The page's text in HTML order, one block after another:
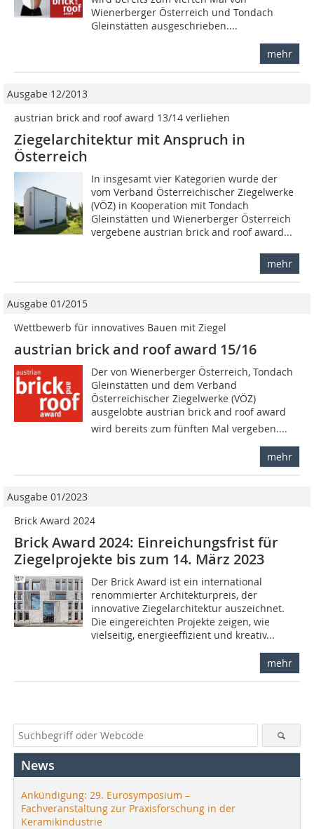
Wienerberger Österreich und Tondach
Gleinstätten ausgeschrieben....
mehr
Ausgabe 12/2013
austrian brick and roof award 13/14 verliehen
Ziegelarchitektur mit Anspruch in
Österreich
In insgesamt vier Kategorien wurde der
vom Verband Österreichischer Ziegelwerke
(VÖZ) in Kooperation mit Tondach
Gleinstätten und Wienerberger Österreich
vergebene austrian brick and roof award...
mehr
Ausgabe 01/2015
Wettbewerb für innovatives Bauen mit Ziegel
austrian brick and roof award 15/16
Der von Wienerberger Österreich, Tondach
Gleinstätten und dem Verband
Österreichischer Ziegelwerke (VÖZ)
ausgelobte austrian brick and roof award
wird bereits zum fünften Mal vergeben....
mehr
Ausgabe 01/2023
Brick Award 2024
Brick Award 2024: Einreichungsfrist für
Ziegelprojekte bis zum 14. März 2023
Der Brick Award ist ein international
renommierter Architekturpreis, der
innovative Ziegelarchitektur auszeichnet.
Die eingereichten Projekte zeigen, wie
vielseitig, energieeffizient und kreativ...
mehr
News
Ankündigung: 29. Eurosymposium –
Fachveranstaltung zur Praxisforschung in der
Keramikindustrie